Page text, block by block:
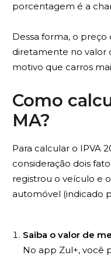
porcentagem é a
Dessa forma, o
diretamente no valor
motivo que carros
Como
MA?
Para calcular o IPVA
consideração dois
registrou o veículo e
automóvel (indicado
Saiba o valor de
No app Zul+, você